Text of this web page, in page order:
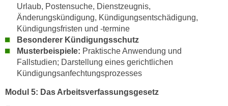
Urlaub, Postensuche, Dienstzeugnis,
Änderungskündigung, Kündigungsentschädigung,
Kündigungsfristen und -termine
Besonderer Kündigungsschutz
Musterbeispiele: Praktische Anwendung und
Fallstudien; Darstellung eines gerichtlichen
Kündigungsanfechtungsprozesses
Modul 5: Das Arbeitsverfassungsgesetz
o
d
k